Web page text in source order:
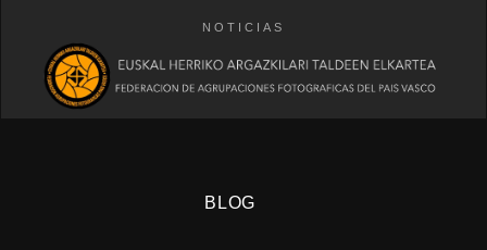
NOTICIAS
BLOG